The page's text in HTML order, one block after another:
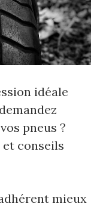
idéale
pneus ?
conseils
mieux